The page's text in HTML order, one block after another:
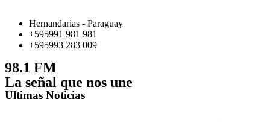
Hernandarias - Paraguay
+595991 981 981
+595993 283 009
98.1 FM
La señal que nos une
Ultimas Noticias